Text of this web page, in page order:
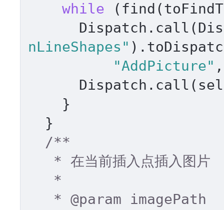
while
nLineShapes"
"AddPicture"
/**
   *
@param imagePath